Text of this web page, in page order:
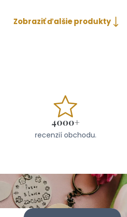
Zobraziť ďalšie produkty
4000+
recenzií obchodu.